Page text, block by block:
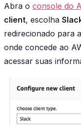
Abra o console do
client, escolha
redirecionado para
onde concede ao
acessar suas